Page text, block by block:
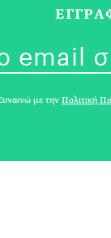
με τηνΠολιτική